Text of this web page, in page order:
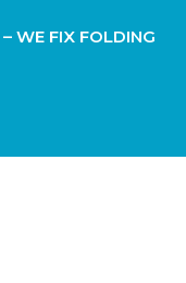
WE FIX FOLDING